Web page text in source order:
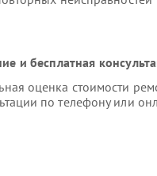
и бесплатная
оценка стоимости
по телефону или